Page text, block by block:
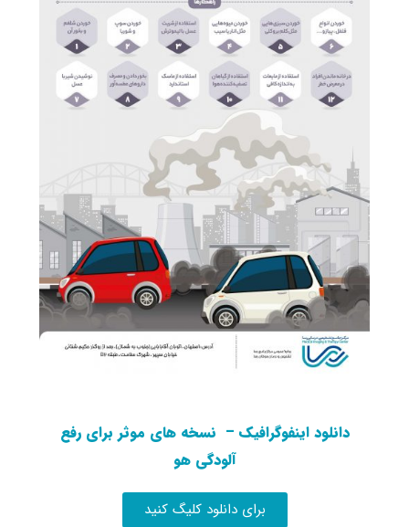
دانلود اینفوگرافیک – نسخه های موثر برای رفع
آلودگی هو
برای دانلود کلیگ کنید